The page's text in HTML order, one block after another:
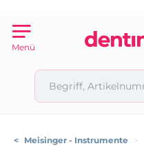
Menü
< Meisinger - Instrumente >